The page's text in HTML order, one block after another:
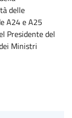
delle
A24 e A25
Presidente del
Ministri